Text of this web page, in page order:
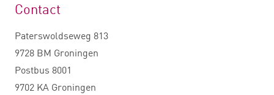
Contact
Paterswoldseweg 813
9728 BM Groningen
Postbus 8001
9702 KA Groningen